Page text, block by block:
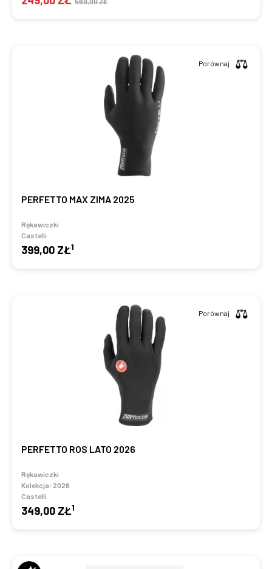
PERFETTO MAX ZIMA 2025
Rękawiczki
Castelli
399,00 ZŁ1
Porównaj
PERFETTO ROS LATO 2026
Rękawiczki
Kolekcja: 2026
Castelli
349,00 ZŁ1
Porównaj